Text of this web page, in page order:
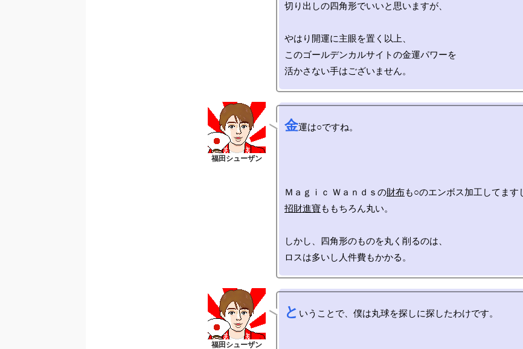
切り出しの四角形でいいと思いますが、
やはり開運に主眼を置く以上、
このゴールデンカルサイトの金運パワーを
金運は○ですね。
Ｍａｇｉｃ Ｗａｎｄｓの財布
招財進寶ももちろん丸い。
しかし、四角形のものを丸く削るのは、
と いうことで、僕は丸球を探しに探したわけです。